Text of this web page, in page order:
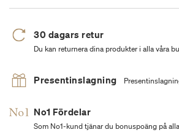
30 dagars retur
Du kan returnera dina produkter i alla våra
Presentinslagning
No1 Fördelar
Som No1-kund tjänar du bonuspoäng på